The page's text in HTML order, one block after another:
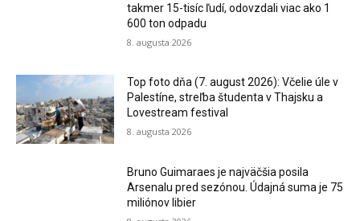
takmer 15-tisíc ľudí, odovzdali viac ako 1
600 ton odpadu
8. augusta 2026
Top foto dňa (7. august 2026): Včelie úle v
Palestíne, streľba študenta v Thajsku a
Lovestream festival
8. augusta 2026
Bruno Guimaraes je najväčšia posila
Arsenalu pred sezónou. Údajná suma je 75
miliónov libier